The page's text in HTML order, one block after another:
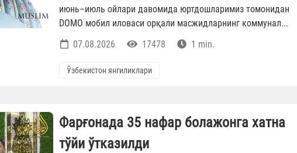
июнь–июль ойлари давомида юртдошларимиз томонидан
DOMO мобил иловаси орқали масжидларнинг коммунал...
07.08.2026
17478 1 min.
Ўзбекистон янгиликлари
Фарғонада 35 нафар болажонга хатна
тўйи ўтказилди